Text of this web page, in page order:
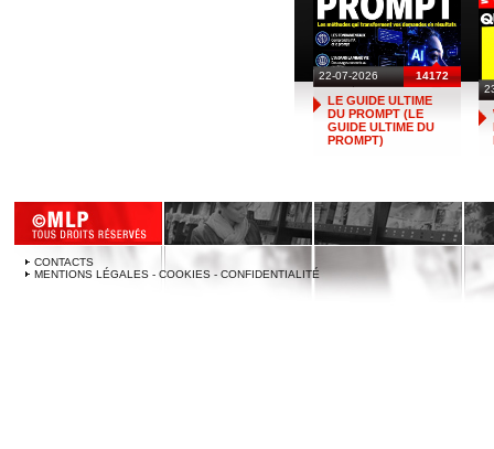
22-07-2026 14172
LE GUIDE ULTIME
DU PROMPT (LE
GUIDE ULTIME DU
PROMPT)
CONTACTS
MENTIONS LÉGALES - COOKIES - CONFIDENTIALITÉ